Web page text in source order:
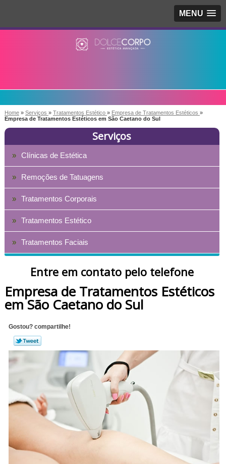
MENU
Home » Serviços » Tratamentos Estético » Empresa de Tratamentos Estéticos »
Empresa de Tratamentos Estéticos em São Caetano do Sul
Serviços
Clínicas de Estética
Remoções de Tatuagens
Tratamentos Corporais
Tratamentos Estético
Tratamentos Faciais
Entre em contato pelo telefone
Empresa de Tratamentos Estéticos
em São Caetano do Sul
Gostou? compartilhe!